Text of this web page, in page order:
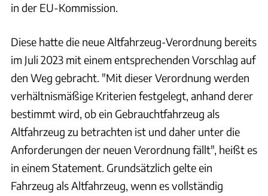
in der EU-Kommission.
Diese hatte die neue Altfahrzeug-Verordnung bereits
im Juli 2023 mit einem entsprechenden Vorschlag auf
den Weg gebracht. "Mit dieser Verordnung werden
verhältnismäßige Kriterien festgelegt, anhand derer
bestimmt wird, ob ein Gebrauchtfahrzeug als
Altfahrzeug zu betrachten ist und daher unter die
Anforderungen der neuen Verordnung fällt", heißt es
in einem Statement. Grundsätzlich gelte ein
Fahrzeug als Altfahrzeug, wenn es vollständig